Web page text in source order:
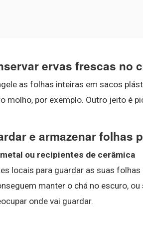
ervas frescas no
as folhas inteiras em sacos
molho, por exemplo. Outro jeito é
e armazenar folhas
ou recipientes de cerâmica
locais para guardar as suas
manter o chá no escuro,
onde vai guardar.